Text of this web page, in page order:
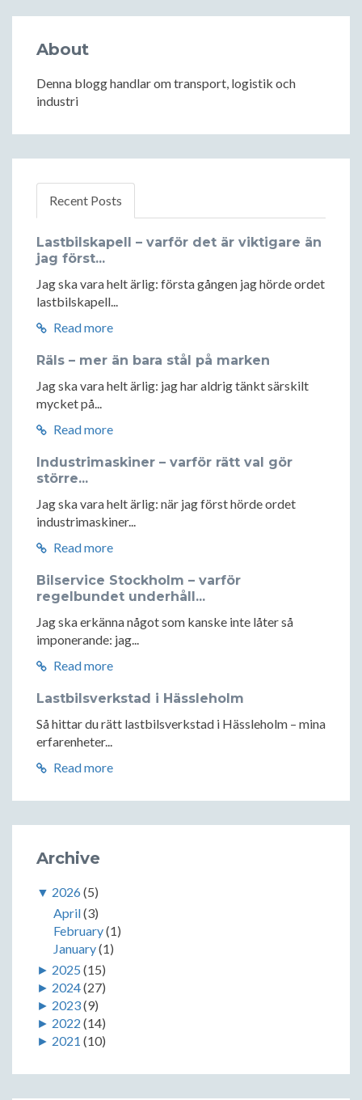
About
Denna blogg handlar om transport, logistik och
industri
Recent Posts
Lastbilskapell – varför det är viktigare än
jag först...
Jag ska vara helt ärlig: första gången jag hörde ordet
lastbilskapell...
Read more
Räls – mer än bara stål på marken
Jag ska vara helt ärlig: jag har aldrig tänkt särskilt
mycket på...
Read more
Industrimaskiner – varför rätt val gör
större...
Jag ska vara helt ärlig: när jag först hörde ordet
industrimaskiner...
Read more
Bilservice Stockholm – varför
regelbundet underhåll...
Jag ska erkänna något som kanske inte låter så
imponerande: jag...
Read more
Lastbilsverkstad i Hässleholm
Så hittar du rätt lastbilsverkstad i Hässleholm – mina
erfarenheter...
Read more
Archive
▼ 2026(5)
April(3)
February(1)
January(1)
► 2025 (15)
► 2024(27)
► 2023(9)
► 2022 (14)
► 2021 (10)